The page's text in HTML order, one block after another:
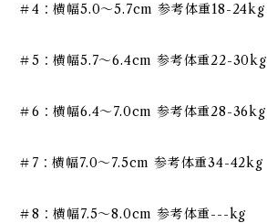
＃4：横幅5.0〜5.7cm 参考体重18-24kg
＃5：横幅5.7〜6.4cm 参考体重22-30kg
＃6：横幅6.4〜7.0cm 参考体重28-36kg
＃7：横幅7.0〜7.5cm 参考体重34-42kg
＃8：横幅7.5〜8.0cm 参考体重---kg